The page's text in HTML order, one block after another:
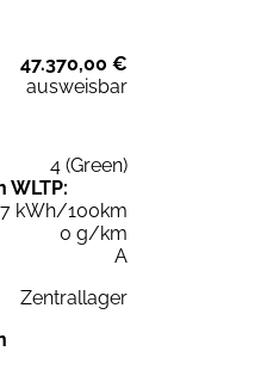
47.370,00 €
ausweisbar
4 (Green)
WLTP:
kWh/100km
0 g/km
A
Zentrallager